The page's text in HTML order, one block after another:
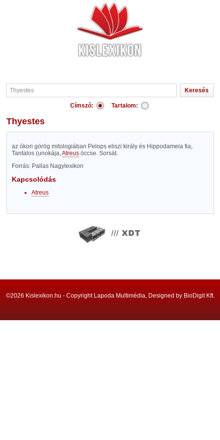
Címszó: Tartalom:
Thyestes
az ókori görög mitologiában Pelops eliszi király és Hippodameia fia,
Tantalos (unokája,Atreusöccse. Sorsát.
Forrás: Pallas Nagylexikon
Kapcsolódás
Atreus
©2026 Kislexikon.hu - Copyright Lapoda Multimédia, Designed by BioDigit Kft.